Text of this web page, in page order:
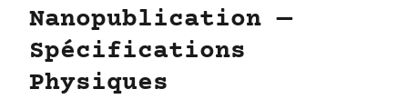
Nanopublication —
Spécifications
Physiques